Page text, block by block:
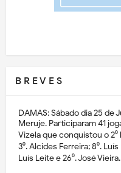
B R E V E S
DAMAS: Sábado dia 25
Meruje. Participaram 41
Vizela que conquistou o
3⁰. Alcides Ferreira; 8⁰.
Luís Leite e 26⁰. José Vieira.